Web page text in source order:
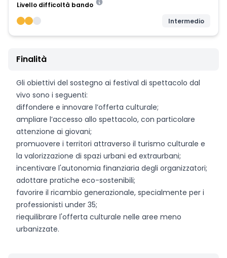
Livello difficoltà bando
Intermedio
Finalità
Gli obiettivi del sostegno ai festival di spettacolo dal
vivo sono i seguenti:
diffondere e innovare l’offerta culturale;
ampliare l’accesso allo spettacolo, con particolare
attenzione ai giovani;
promuovere i territori attraverso il turismo culturale e
la valorizzazione di spazi urbani ed extraurbani;
incentivare l'autonomia finanziaria degli organizzatori;
adottare pratiche eco-sostenibili;
favorire il ricambio generazionale, specialmente per i
professionisti under 35;
riequilibrare l'offerta culturale nelle aree meno
urbanizzate.